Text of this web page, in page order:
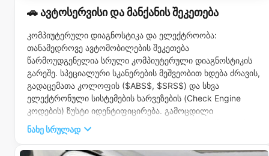
🚗 ავტოსერვისი და მანქანის შეკეთება
კომპიუტერული დიაგნოსტიკა და ელექტროობა:
თანამედროვე ავტომობილების შეკეთება
წარმოუდგენელია სრული კომპიუტერული დიაგნოსტიკის
გარეშე. სპეციალური სკანერების მეშვეობით ხდება ძრავის,
გადაცემათა კოლოფის ($ABS$, $SRS$) და სხვა
ელექტრონული სისტემების ხარვეზების (Check Engine
კოდების) ზუსტი იდენტიფიცირება. გამოცდილი
ავტოელექტრიკოსი უზრუნველყოფს სადენების შეკეთებას,
სენსორების შეცვლასა და აალების სისტემის გამართულ
მუშაობას.სავალი ნაწილის შეკეთება (პერედოკი):
ნახე სრულად